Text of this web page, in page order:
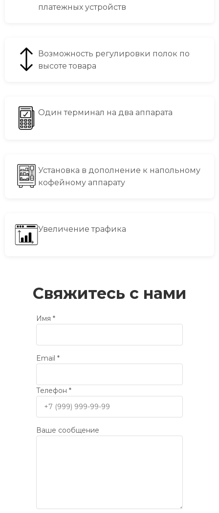
платежных устройств
Возможность регулировки полок по
высоте товара
Один терминал на два аппарата
Установка в дополнение к напольному
кофейному аппарату
Увеличение трафика
Свяжитесь с нами
Имя *
Email *
Телефон *
Ваше сообщение